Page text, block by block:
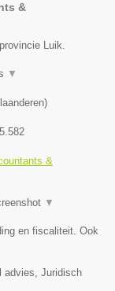
&
Luik.
▼
)
&
▼
en fiscaliteit. Ook
advies, Juridisch